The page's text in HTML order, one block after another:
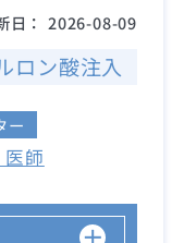
日： 2026-08-09
ロン酸注入
ー
師